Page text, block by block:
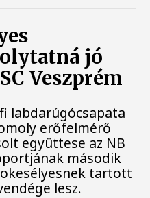
jó
Veszprém
labdarúgócsapata
erőfelmérő
együttese az NB
második
tartott
lesz.